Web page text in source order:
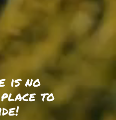
is no
to